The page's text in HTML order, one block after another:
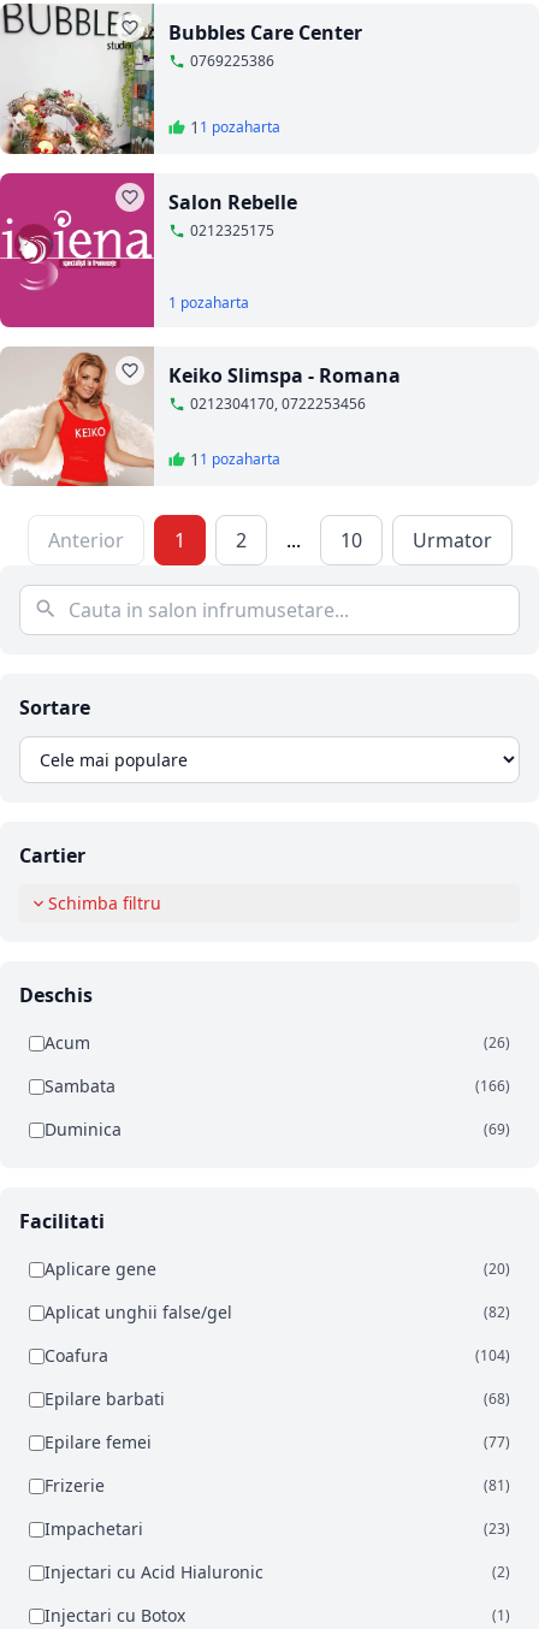
Sortare
Cartier
Schimba filtru
Deschis
Acum (26)
Sambata (166)
Duminica (69)
Facilitati
Aplicare gene (20)
Aplicat unghii false/gel (82)
Coafura (104)
Epilare barbati (68)
Epilare femei (77)
Frizerie (81)
Impachetari (23)
Injectari cu Acid Hialuronic (2)
Injectari cu Botox (1)
Bubbles Care Center
0769225386
1 1 pozaharta
Salon Rebelle
0212325175
1 pozaharta
Keiko Slimspa - Romana
0212304170, 0722253456
1 1 pozaharta
Anterior 1 2 ... 10 Urmator